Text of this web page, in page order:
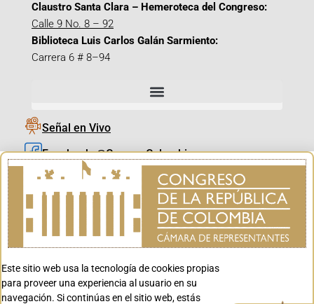
Claustro Santa Clara – Hemeroteca del Congreso:
Calle 9 No. 8 – 92
Biblioteca Luis Carlos Galán Sarmiento:
Carrera 6 # 8–94
Señal en Vivo
Facebook_@CamaraColombia
Instagram_@CamaraColombia
X_@CamaraColombia
Youtube_@CamaraColombia
Youtube_@CanalCongreso
Este sitio web usa la tecnología de cookies propias
para proveer una experiencia al usuario en su
navegación. Si continúas en el sitio web, estás